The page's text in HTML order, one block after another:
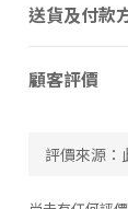
送貨及付款
顧客評價